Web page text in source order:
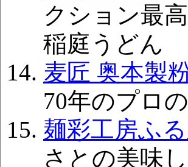
クション最
稲庭うどん
麦匠 奥本製
70年のプロ
麺彩工房ふ
さとの美味